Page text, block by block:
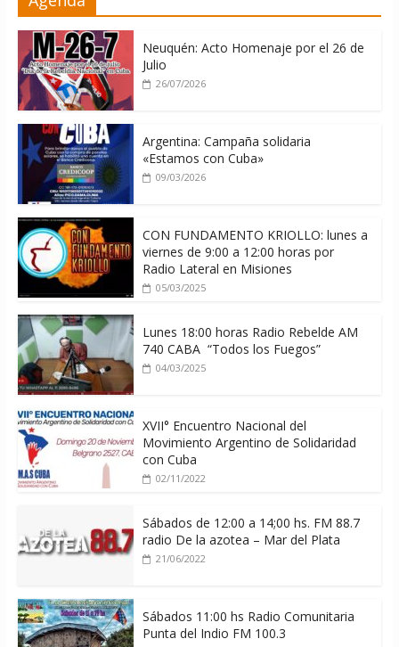
06/08/2026
Neuquén: Acto Homenaje por el 26 de
Julio
26/07/2026
Argentina: Campaña solidaria
«Estamos con Cuba»
09/03/2026
CON FUNDAMENTO KRIOLLO: lunes a
viernes de 9:00 a 12:00 horas por
Radio Lateral en Misiones
05/03/2025
Lunes 18:00 horas Radio Rebelde AM
740 CABA “Todos los Fuegos”
04/03/2025
XVII° Encuentro Nacional del
Movimiento Argentino de Solidaridad
con Cuba
02/11/2022
Sábados de 12:00 a 14;00 hs. FM 88.7
radio De la azotea – Mar del Plata
21/06/2022
Sábados 11:00 hs Radio Comunitaria
Punta del Indio FM 100.3